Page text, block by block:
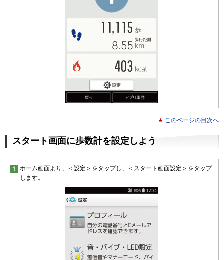
このページの目次へ
スタート画面に歩数計を設定しよう
ホーム画面より、＜設定＞をタップし、＜スタート画面設定＞をタップ
します。